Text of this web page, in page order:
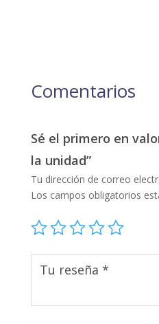
Comentarios
Sé el primero en
la unidad”
Tu dirección de correo
Los campos obligatorios